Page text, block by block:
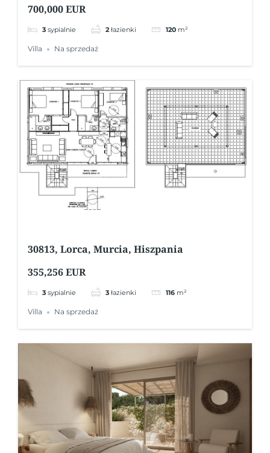
700,000 EUR
3 sypialnie 2 łazienki 120 m²
Villa Na sprzedaż
30813, Lorca, Murcia, Hiszpania
355,256 EUR
3 sypialnie 3 łazienki 116 m²
Villa Na sprzedaż